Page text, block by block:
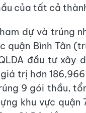
của tất cả
dự và trúng
quận Bình Tân
đầu tư xây
trị hơn
9 gói thầu,
khu vực